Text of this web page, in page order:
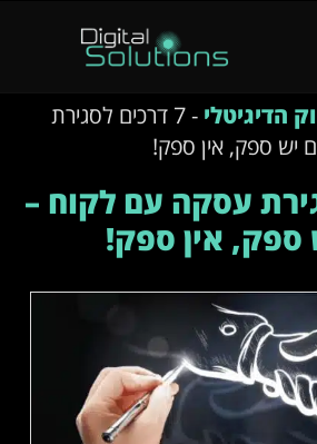
הדיגיטלי - 7 דרכים לסגירת
יש ספק, אין ספק!
עסקה עם לקוח –
ספק, אין ספק!